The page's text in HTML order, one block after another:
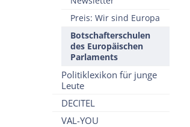
Preis: Wir sind Europa
Botschafterschulen
des Europäischen
Parlaments
Politiklexikon für junge
Leute
DECITEL
VAL-YOU